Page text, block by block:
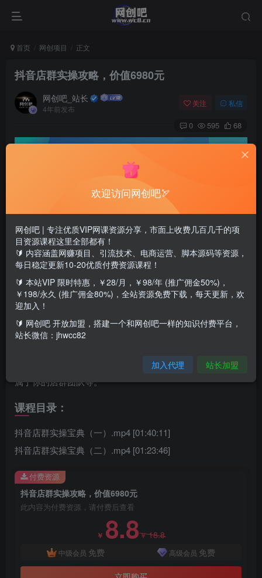
首页 网创项目 正文
抖音店群实操攻略，价值6980元
网创吧_站长
4年前发布
关注 私信
0 595 68
课程介绍：
详细解析抖音店群的玩法。主要内容包括：抖音小店的前景
正确选品、上架与破零、售后的处理与达人资源维护、建立
属于你的店群团队等。
课程目录：
抖音店群实操宝典（一）.mp4 [01:40:11]
抖音店群实操宝典（二）.mp4 [01:23:46]
抖音店群实操攻略，价值6980元
此内容为付费资源，请付费后查看
￥ 8.8￥18.8
中级会员 免费 高级会员 免费
付费资源
欢迎访问网创吧🏹
网创吧 | 专注优质VIP网课资源分享，市面上收费几百几千的项
目资源课程这里全部都有！
🔰 内容涵盖网赚项目、引流技术、电商运营、脚本源码等资源，
每日稳定更新10-20优质付费资源课程！
🔰 本站VIP 限时特惠，￥28/月，￥98/年 (推广佣金50%)，
￥198/永久 (推广佣金80%)，全站资源免费下载，每天更新，欢
迎加入！
🔰 网创吧 开放加盟，搭建一个和网创吧一样的知识付费平台，
站长微信：jhwcc82
加入代理 站长加盟